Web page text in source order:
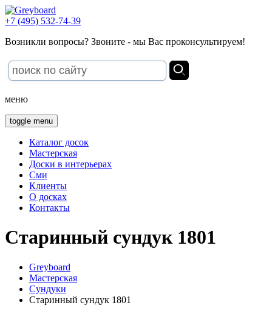
+7 (495) 532-74-39
Возникли вопросы? Звоните - мы Вас проконсультируем!
меню
toggle menu
Каталог досок
Мастерская
Доски в интерьерах
Сми
Клиенты
О досках
Контакты
Старинный сундук 1801
Greyboard
Мастерская
Сундуки
Старинный сундук 1801